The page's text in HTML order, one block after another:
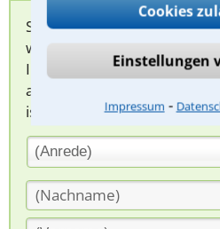
Cookies
Einstellungen
Impressum ⁃
Sie können hier Ihren Fall
werden sich spezialisierte
Ihnen melden, um das
abzuklären. Die
ist für Sie kostenlos.
(Anrede)